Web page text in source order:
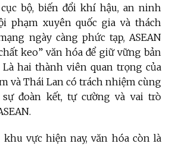
bộ, biến đổi khí hậu, an ninh
phạm xuyên quốc gia và thách
ngày càng phức tạp, ASEAN
keo” văn hóa để giữ vững bản
Là hai thành viên quan trọng của
và Thái Lan có trách nhiệm cùng
đoàn kết, tự cường và vai trò
vực hiện nay, văn hóa còn là